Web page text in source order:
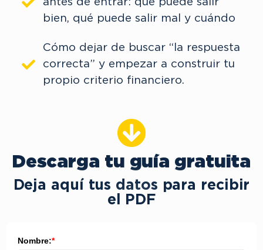
antes de entrar: qué puede salir
bien, qué puede salir mal y cuándo
Cómo dejar de buscar “la respuesta
correcta” y empezar a construir tu
propio criterio financiero.
Descarga tu guía gratuita
Deja aquí tus datos para recibir
el PDF
Nombre:*